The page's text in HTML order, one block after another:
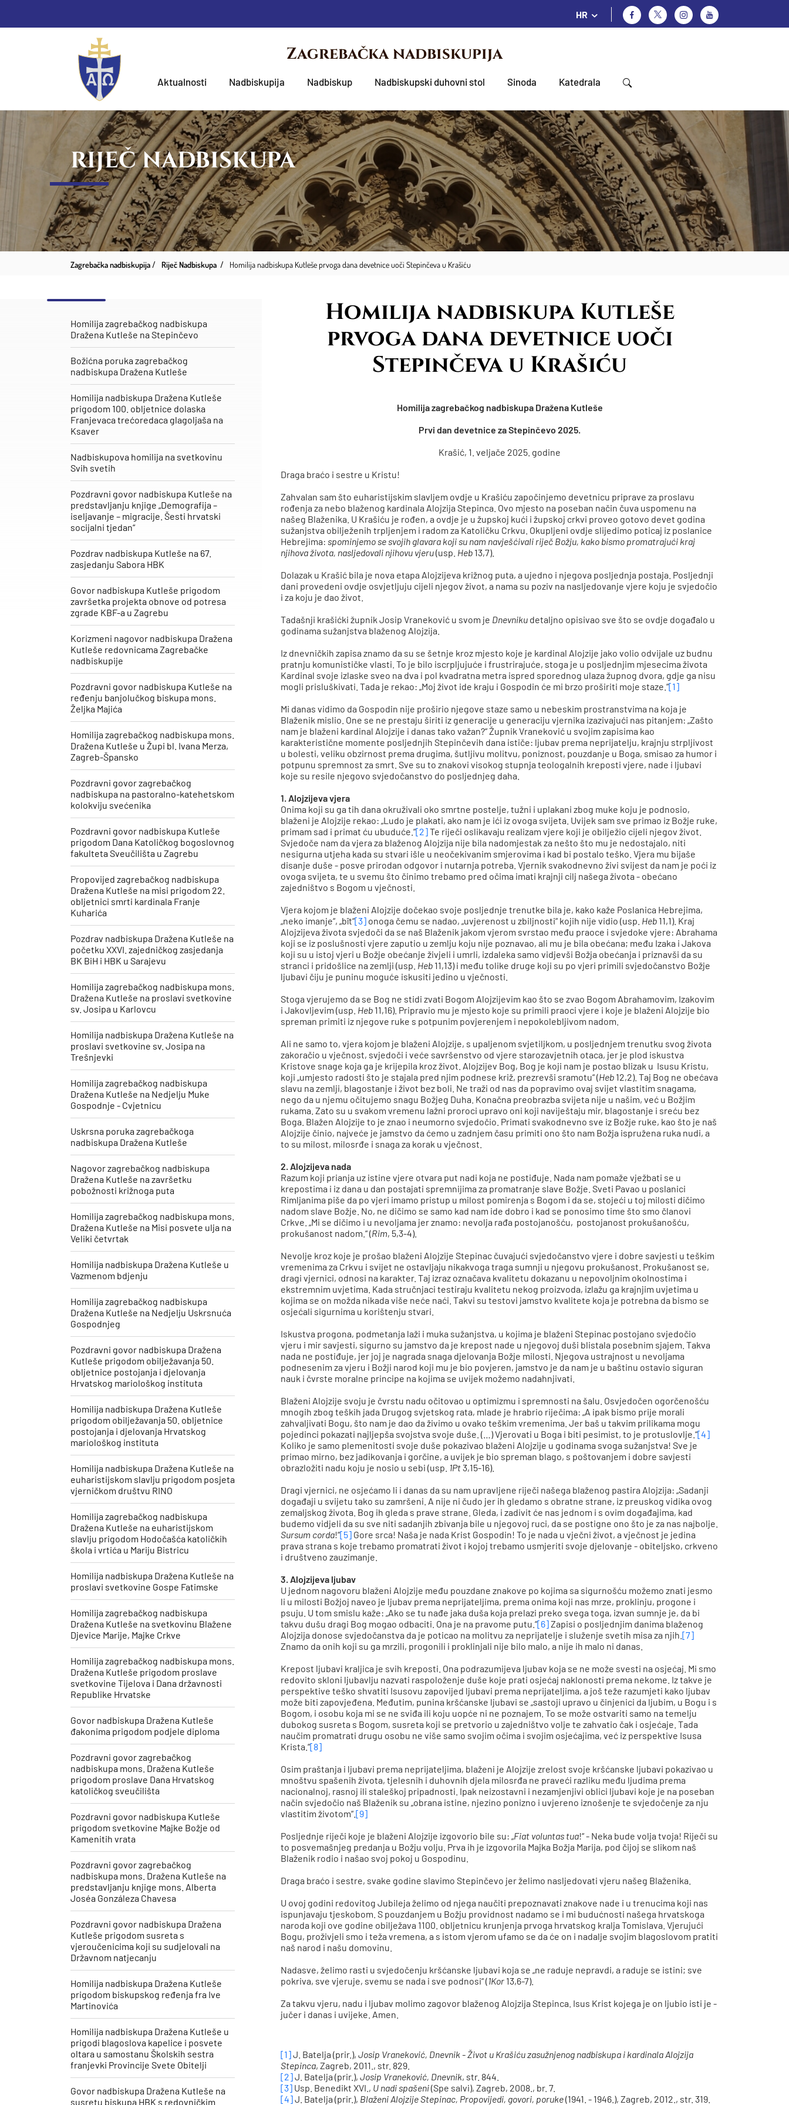
HR
Zagrebačka nadbiskupija
Aktualnosti Nadbiskupija Nadbiskup Nadbiskupski duhovni stol Sinoda Katedrala
RIJEČ NADBISKUPA
Zagrebačka nadbiskupija Riječ Nadbiskupa Homilija nadbiskupa Kutleše prvoga dana devetnice uoči Stepinčeva u Krašiću
Homilija zagrebačkog nadbiskupa
Dražena Kutleše na Stepinčevo
Božićna poruka zagrebačkog
nadbiskupa Dražena Kutleše
Homilija nadbiskupa Dražena Kutleše
prigodom 100. obljetnice dolaska
Franjevaca trećoredaca glagoljaša na
Ksaver
Nadbiskupova homilija na svetkovinu
Svih svetih
Pozdravni govor nadbiskupa Kutleše na
predstavljanju knjige „Demografija –
iseljavanje – migracije. Šesti hrvatski
socijalni tjedan“
Pozdrav nadbiskupa Kutleše na 67.
zasjedanju Sabora HBK
Govor nadbiskupa Kutleše prigodom
završetka projekta obnove od potresa
zgrade KBF-a u Zagrebu
Korizmeni nagovor nadbiskupa Dražena
Kutleše redovnicama Zagrebačke
nadbiskupije
Pozdravni govor nadbiskupa Kutleše na
ređenju banjolučkog biskupa mons.
Željka Majića
Homilija zagrebačkog nadbiskupa mons.
Dražena Kutleše u Župi bl. Ivana Merza,
Zagreb-Špansko
Pozdravni govor zagrebačkog
nadbiskupa na pastoralno-katehetskom
kolokviju svećenika
Pozdravni govor nadbiskupa Kutleše
prigodom Dana Katoličkog bogoslovnog
fakulteta Sveučilišta u Zagrebu
Propovijed zagrebačkog nadbiskupa
Dražena Kutleše na misi prigodom 22.
obljetnici smrti kardinala Franje
Kuharića
​Pozdrav nadbiskupa Dražena Kutleše na
početku XXVI. zajedničkog zasjedanja
BK BiH i HBK u Sarajevu
Homilija zagrebačkog nadbiskupa mons.
Dražena Kutleše na proslavi svetkovine
sv. Josipa u Karlovcu
Homilija nadbiskupa Dražena Kutleše na
proslavi svetkovine sv. Josipa ​na
Trešnjevki
Homilija zagrebačkog nadbiskupa
Dražena Kutleše na Nedjelju Muke
Gospodnje - Cvjetnicu
Uskrsna poruka zagrebačkoga
nadbiskupa Dražena Kutleše
​Nagovor zagrebačkog nadbiskupa
Dražena Kutleše na završetku
pobožnosti križnoga puta
Homilija zagrebačkog nadbiskupa mons.
Dražena Kutleše na Misi posvete ulja na
Veliki četvrtak
Homilija nadbiskupa Dražena Kutleše u
Vazmenom bdjenju
Homilija zagrebačkog nadbiskupa
Dražena Kutleše na Nedjelju Uskrsnuća
Gospodnjeg
Pozdravni govor nadbiskupa Dražena
Kutleše prigodom obilježavanja 50.
obljetnice postojanja i djelovanja
Hrvatskog mariološkog instituta
Homilija nadbiskupa Dražena Kutleše
prigodom obilježavanja 50. obljetnice
postojanja i djelovanja Hrvatskog
mariološkog instituta
Homilija nadbiskupa Dražena Kutleše na
euharistijskom slavlju prigodom posjeta
vjerničkom društvu RINO
Homilija zagrebačkog nadbiskupa
Dražena Kutleše na euharistijskom
slavlju prigodom Hodočašća katoličkih
škola i vrtića u Mariju Bistricu
Homilija nadbiskupa Dražena Kutleše na
proslavi svetkovine Gospe Fatimske
Homilija zagrebačkog nadbiskupa
Dražena Kutleše na svetkovinu Blažene
Djevice Marije, Majke Crkve
Homilija zagrebačkog nadbiskupa mons.
Dražena Kutleše prigodom proslave
svetkovine Tijelova i Dana državnosti
Republike Hrvatske
Govor nadbiskupa Dražena Kutleše
đakonima prigodom podjele diploma
Pozdravni govor zagrebačkog
nadbiskupa mons. Dražena Kutleše
prigodom proslave Dana Hrvatskog
katoličkog sveučilišta
Pozdravni govor nadbiskupa Kutleše
prigodom svetkovine Majke Božje od
Kamenitih vrata
Pozdravni govor zagrebačkog
nadbiskupa mons. Dražena Kutleše na
predstavljanju knjige mons. Alberta
Joséa Gonzáleza Chavesa
Pozdravni govor nadbiskupa Dražena
Kutleše prigodom susreta s
vjeroučenicima koji su sudjelovali na
Državnom natjecanju
Homilija nadbiskupa Dražena Kutleše
prigodom biskupskog ređenja fra Ive
Martinovića
Homilija nadbiskupa Dražena Kutleše u
prigodi blagoslova kapelice i posvete
oltara u samostanu Školskih sestra
franjevki Provincije Svete Obitelji
Govor nadbiskupa Dražena Kutleše na
susretu biskupa HBK s redovničkim
Homilija nadbiskupa Kutleše
prvoga dana devetnice uoči
Stepinčeva u Krašiću
Homilija zagrebačkog nadbiskupa Dražena Kutleše
Prvi dan devetnice za Stepinčevo 2025.
Krašić, 1. veljače 2025. godine
Draga braćo i sestre u Kristu!
Zahvalan sam što euharistijskim slavljem ovdje u Krašiću započinjemo devetnicu priprave za proslavu
rođenja za nebo blaženog kardinala Alojzija Stepinca. Ovo mjesto na poseban način čuva uspomenu na
našeg Blaženika. U Krašiću je rođen, a ovdje je u župskoj kući i župskoj crkvi proveo gotovo devet godina
sužanjstva obilježenih trpljenjem i radom za Katoličku Crkvu. Okupljeni ovdje slijedimo poticaj iz poslanice
Hebrejima: spominjemo se svojih glavara koji su nam navješćivali riječ Božju, kako bismo promatrajući kraj
njihova života, nasljedovali njihovu vjeru(usp. Heb 13,7).
Dolazak u Krašić bila je nova etapa Alojzijeva križnog puta, a ujedno i njegova posljednja postaja. Posljednji
dani provedeni ovdje osvjetljuju cijeli njegov život, a nama su poziv na nasljedovanje vjere koju je svjedočio
i za koju je dao život.
Tadašnji krašićki župnik Josip Vraneković u svom je Dnevniku detaljno opisivao sve što se ovdje događalo u
godinama sužanjstva blaženog Alojzija.
Iz dnevničkih zapisa znamo da su se šetnje kroz mjesto koje je kardinal Alojzije jako volio odvijale uz budnu
pratnju komunističke vlasti. To je bilo iscrpljujuće i frustrirajuće, stoga je u posljednjim mjesecima života
Kardinal svoje izlaske sveo na dva i pol kvadratna metra ispred sporednog ulaza župnog dvora, gdje ga nisu
mogli prisluškivati. Tada je rekao: „Moj život ide kraju i Gospodin će mi brzo proširiti moje staze.“[1]
Mi danas vidimo da Gospodin nije proširio njegove staze samo u nebeskim prostranstvima na koja je
Blaženik mislio. One se ne prestaju širiti iz generacije u generaciju vjernika izazivajući nas pitanjem: „Zašto
nam je blaženi kardinal Alojzije i danas tako važan?“ Župnik Vraneković u svojim zapisima kao
karakteristične momente posljednjih Stepinčevih dana ističe: ljubav prema neprijatelju, krajnju strpljivost
u bolesti, veliku obzirnost prema drugima, šutljivu molitvu, poniznost, pouzdanje u Boga, smisao za humor i
potpunu spremnost za smrt. Sve su to znakovi visokog stupnja teologalnih kreposti vjere, nade i ljubavi
koje su resile njegovo svjedočanstvo do posljednjeg daha.
1. Alojzijeva vjera
Onima koji su ga tih dana okruživali oko smrtne postelje, tužni i uplakani zbog muke koju je podnosio,
blaženi je Alojzije rekao: „Ludo je plakati, ako nam je ići iz ovoga svijeta. Uvijek sam sve primao iz Božje ruke,
primam sad i primat ću ubuduće.“[2]Te riječi oslikavaju realizam vjere koji je obilježio cijeli njegov život.
Svjedoče nam da vjera za blaženog Alojzija nije bila nadomjestak za nešto što mu je nedostajalo, niti
nesigurna utjeha kada su stvari išle u neočekivanim smjerovima i kad bi postalo teško. Vjera mu bijaše
disanje duše - posve prirodan odgovor i nutarnja potreba. Vjernik svakodnevno živi svijest da nam je poći iz
ovoga svijeta, te u svemu što činimo trebamo pred očima imati krajnji cilj našega života - obećano
zajedništvo s Bogom u vječnosti.
Vjera kojom je blaženi Alojzije dočekao svoje posljednje trenutke bila je, kako kaže Poslanica Hebrejima,
„neko imanje“, „bît“[3] onoga čemu se nadao, „uvjerenost u zbiljnosti“ kojih nije vidio (usp. Heb 11,1). Kraj
Alojzijeva života svjedoči da se naš Blaženik jakom vjerom svrstao među praoce i svjedoke vjere: Abrahama
koji se iz poslušnosti vjere zaputio u zemlju koju nije poznavao, ali mu je bila obećana; među Izaka i Jakova
koji su u istoj vjeri u Božje obećanje živjeli i umrli, izdaleka samo vidjevši Božja obećanja i priznavši da su
stranci i pridošlice na zemlji (usp. Heb 11,13) i među tolike druge koji su po vjeri primili svjedočanstvo Božje
ljubavi čiju je puninu moguće iskusiti jedino u vječnosti.
Stoga vjerujemo da se Bog ne stidi zvati Bogom Alojzijevim kao što se zvao Bogom Abrahamovim, Izakovim
i Jakovljevim (usp. Heb 11,16). Pripravio mu je mjesto koje su primili praoci vjere i koje je blaženi Alojzije bio
spreman primiti iz njegove ruke s potpunim povjerenjem i nepokolebljivom nadom.
Ali ne samo to, vjera kojom je blaženi Alojzije, s upaljenom svjetiljkom, u posljednjem trenutku svog života
zakoračio u vječnost, svjedoči i veće savršenstvo od vjere starozavjetnih otaca, jer je plod iskustva
Kristove snage koja ga je krijepila kroz život. Alojzijev Bog, Bog je koji nam je postao blizak u Isusu Kristu,
koji „umjesto radosti što je stajala pred njim podnese križ, prezrevši sramotu“ (Heb 12,2). Taj Bog ne obećava
slavu na zemlji, blagostanje i život bez boli. Ne traži od nas da popravimo ovaj svijet vlastitim snagama,
nego da u njemu očitujemo snagu Božjeg Duha. Konačna preobrazba svijeta nije u našim, već u Božjim
rukama. Zato su u svakom vremenu lažni proroci upravo oni koji naviještaju mir, blagostanje i sreću bez
Boga. Blažen Alojzije to je znao i neumorno svjedočio. Primati svakodnevno sve iz Božje ruke, kao što je naš
Alojzije činio, najveće je jamstvo da ćemo u zadnjem času primiti ono što nam Božja ispružena ruka nudi, a
to su milost, milosrđe i snaga za korak u vječnost.
2. Alojzijeva nada
Razum koji prianja uz istine vjere otvara put nadi koja ne postiđuje. Nada nam pomaže vježbati se u
krepostima i iz dana u dan postajati spremnijima za promatranje slave Božje. Sveti Pavao u poslanici
Rimljanima piše da po vjeri imamo pristup u milost pomirenja s Bogom i da se, stojeći u toj milosti dičimo
nadom slave Božje. No, ne dičimo se samo kad nam ide dobro i kad se ponosimo time što smo članovi
Crkve. „Mi se dičimo i u nevoljama jer znamo: nevolja rađa postojanošću, postojanost prokušanošću,
prokušanost nadom.“ (Rim, 5,3-4).
Nevolje kroz koje je prošao blaženi Alojzije Stepinac čuvajući svjedočanstvo vjere i dobre savjesti u teškim
vremenima za Crkvu i svijet ne ostavljaju nikakvoga traga sumnji u njegovu prokušanost. Prokušanost se,
dragi vjernici, odnosi na karakter. Taj izraz označava kvalitetu dokazanu u nepovoljnim okolnostima i
ekstremnim uvjetima. Kada stručnjaci testiraju kvalitetu nekog proizvoda, izlažu ga krajnjim uvjetima u
kojima se on možda nikada više neće naći. Takvi su testovi jamstvo kvalitete koja je potrebna da bismo se
osjećali sigurnima u korištenju stvari.
Iskustva progona, podmetanja laži i muka sužanjstva, u kojima je blaženi Stepinac postojano svjedočio
vjeru i mir savjesti, sigurno su jamstvo da je krepost nade u njegovoj duši blistala posebnim sjajem. Takva
nada ne postiđuje, jer joj je nagrada snaga djelovanja Božje milosti. Njegova ustrajnost u nevoljama
podnesenim za vjeru i Božji narod koji mu je bio povjeren, jamstvo je da nam je u baštinu ostavio siguran
nauk i čvrste moralne principe na kojima se uvijek možemo nadahnjivati.
Blaženi Alojzije svoju je čvrstu nadu očitovao u optimizmu i spremnosti na šalu. Osvjedočen ogorčenošću
mnogih zbog teških jada Drugog svjetskog rata, mlade je hrabrio riječima: „A ipak bismo prije morali
zahvaljivati Bogu, što nam je dao da živimo u ovako teškim vremenima. Jer baš u takvim prilikama mogu
pojedinci pokazati najljepša svojstva svoje duše. (…) Vjerovati u Boga i biti pesimist, to je protuslovlje.“[4]
Koliko je samo plemenitosti svoje duše pokazivao blaženi Alojzije u godinama svoga sužanjstva! Sve je
primao mirno, bez jadikovanja i gorčine, a uvijek je bio spreman blago, s poštovanjem i dobre savjesti
obrazložiti nadu koju je nosio u sebi (usp. 1Pt 3,15-16).
Dragi vjernici, ne osjećamo li i danas da su nam upravljene riječi našega blaženog pastira Alojzija: „Sadanji
događaji u svijetu tako su zamršeni. A nije ni čudo jer ih gledamo s obratne strane, iz preuskog vidika ovog
zemaljskog života. Bog ih gleda s prave strane. Gleda, i zadivit će nas jednom i s ovim događajima, kad
budemo vidjeli da su sve niti sadanjih zbivanja bile u njegovoj ruci, da se postigne ono što je za nas najbolje.
Sursum corda!“[5] Gore srca! Naša je nada Krist Gospodin! To je nada u vječni život, a vječnost je jedina
prava strana s koje trebamo promatrati život i kojoj trebamo usmjeriti svoje djelovanje- obiteljsko, crkveno
i društveno zauzimanje.
3. Alojzijeva ljubav
U jednom nagovoru blaženi Alojzije među pouzdane znakove po kojima sa sigurnošću možemo znati jesmo
li u milosti Božjoj naveo je ljubav prema neprijateljima, prema onima koji nas mrze, proklinju, progone i
psuju. U tom smislu kaže: „Ako se tu nađe jaka duša koja prelazi preko svega toga, izvan sumnje je, da bi
takvu dušu dragi Bog mogao odbaciti. Ona je na pravome putu.“[6]Zapisi o posljednjim danima blaženog
Alojzija donose svjedočanstva da je poticao na molitvu za neprijatelje i služenje svetih misa za njih.[7]
Znamo da onih koji su ga mrzili, progonili i proklinjali nije bilo malo, a nije ih malo ni danas.
Krepost ljubavi kraljica je svih kreposti. Ona podrazumijeva ljubav koja se ne može svesti na osjećaj. Mi smo
redovito skloni ljubavlju nazvati raspoloženje duše koje prati osjećaj naklonosti prema nekome. Iz takve je
perspektive teško shvatiti Isusovu zapovijed ljubavi prema neprijateljima, a još teže razumjeti kako ljubav
može biti zapovjeđena. Međutim, punina kršćanske ljubavi se „sastoji upravo u činjenici da ljubim, u Bogu i s
Bogom, i osobu koja mi se ne sviđa ili koju uopće ni ne poznajem. To se može ostvariti samo na temelju
dubokog susreta s Bogom, susreta koji se pretvorio u zajedništvo volje te zahvatio čak i osjećaje. Tada
naučim promatrati drugu osobu ne više samo svojim očima i svojim osjećajima, već iz perspektive Isusa
Krista.“[8]
Osim praštanja i ljubavi prema neprijateljima, blaženi je Alojzije zrelost svoje kršćanske ljubavi pokazivao u
mnoštvu spašenih života, tjelesnih i duhovnih djela milosrđa ne praveći razliku među ljudima prema
nacionalnoj, rasnoj ili staleškoj pripadnosti. Ipak neizostavni i nezamjenjivi oblici ljubavi koje je na poseban
način svjedočio naš Blaženik su „obrana istine, njezino ponizno i uvjereno iznošenje te svjedočenje za nju
vlastitim životom“.[9]
Posljednje riječi koje je blaženi Alojzije izgovorio bile su: „Fiat voluntas tua!“ - Neka bude volja tvoja! Riječi su
to posvemašnjeg predanja u Božju volju. Prva ih je izgovorila Majka Božja Marija, pod čijoj se slikom naš
Blaženik rodio i našao svoj pokoj u Gospodinu.
Draga braćo i sestre, svake godine slavimo Stepinčevo jer želimo nasljedovati vjeru našeg Blaženika.
U ovoj godini redovitog Jubileja želimo od njega naučiti prepoznavati znakove nade i u trenucima koji nas
ispunjavaju tjeskobom. S pouzdanjem u Božju providnost nadamo se i mi budućnosti našega hrvatskoga
naroda koji ove godine obilježava 1100. obljetnicu krunjenja prvoga hrvatskog kralja Tomislava. Vjerujući
Bogu, proživjeli smo i teža vremena, a s istom vjerom ufamo se da će on i nadalje svojim blagoslovom pratiti
naš narod i našu domovinu.
Nadasve, želimo rasti u svjedočenju kršćanske ljubavi koja se „ne raduje nepravdi, a raduje se istini; sve
pokriva, sve vjeruje, svemu se nada i sve podnosi“ (1Kor 13,6-7).
Za takvu vjeru, nadu i ljubav molimo zagovor blaženog Alojzija Stepinca. Isus Krist kojega je on ljubio isti je -
jučer i danas i uvijeke. Amen.
[1]J. Batelja (prir.),Josip Vraneković, Dnevnik - Život u Krašiću zasužnjenog nadbiskupa i kardinala Alojzija
Stepinca, Zagreb, 2011., str. 829.
[2]J. Batelja (prir.),Josip Vraneković, Dnevnik, str. 844.
[3] Usp. Benedikt XVI., U nadi spašeni(Spe salvi), Zagreb, 2008., br. 7.
[4]J. Batelja (prir.), Blaženi Alojzije Stepinac, Propovijedi, govori, poruke(1941. - 1946.), Zagreb, 2012., str. 319.